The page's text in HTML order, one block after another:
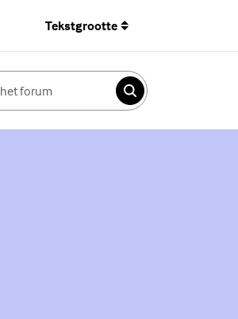
Tekstgrootte
Zoeken